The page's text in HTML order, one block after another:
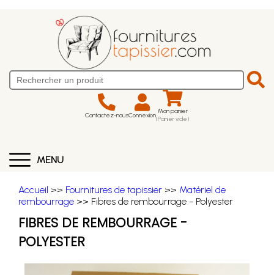
Contactez-nousConnexion Mon panier
(Panier vide)
MENU
Accueil >> Fournitures de tapissier >> Matériel de
rembourrage >> Fibres de rembourrage - Polyester
FIBRES DE REMBOURRAGE -
POLYESTER